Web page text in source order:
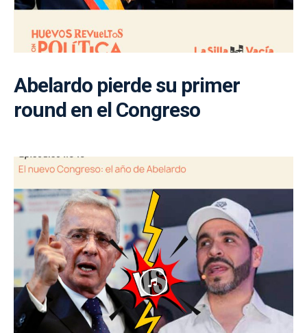
Abelardo pierde su primer
round en el Congreso